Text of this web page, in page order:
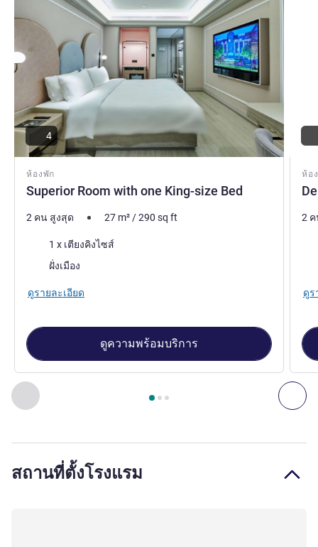
ก่อนหน้า - ห้องพัก ถั
หน้า1 , ห้องพัก 1 : Superior Room with one King-size
ห้องพัก
Superior Room with one King-size Bed
4
2 คน สูงสุด 27 m²/290 sq ft
เครื่องนอน
1 x เตียงคิงไซส์
ฝั่งเมือง
ดูรายละเอียด
ดูความพร้อมบริการ
ห้อ
2
ดูร
สถานที่ตั้งโรงแรม